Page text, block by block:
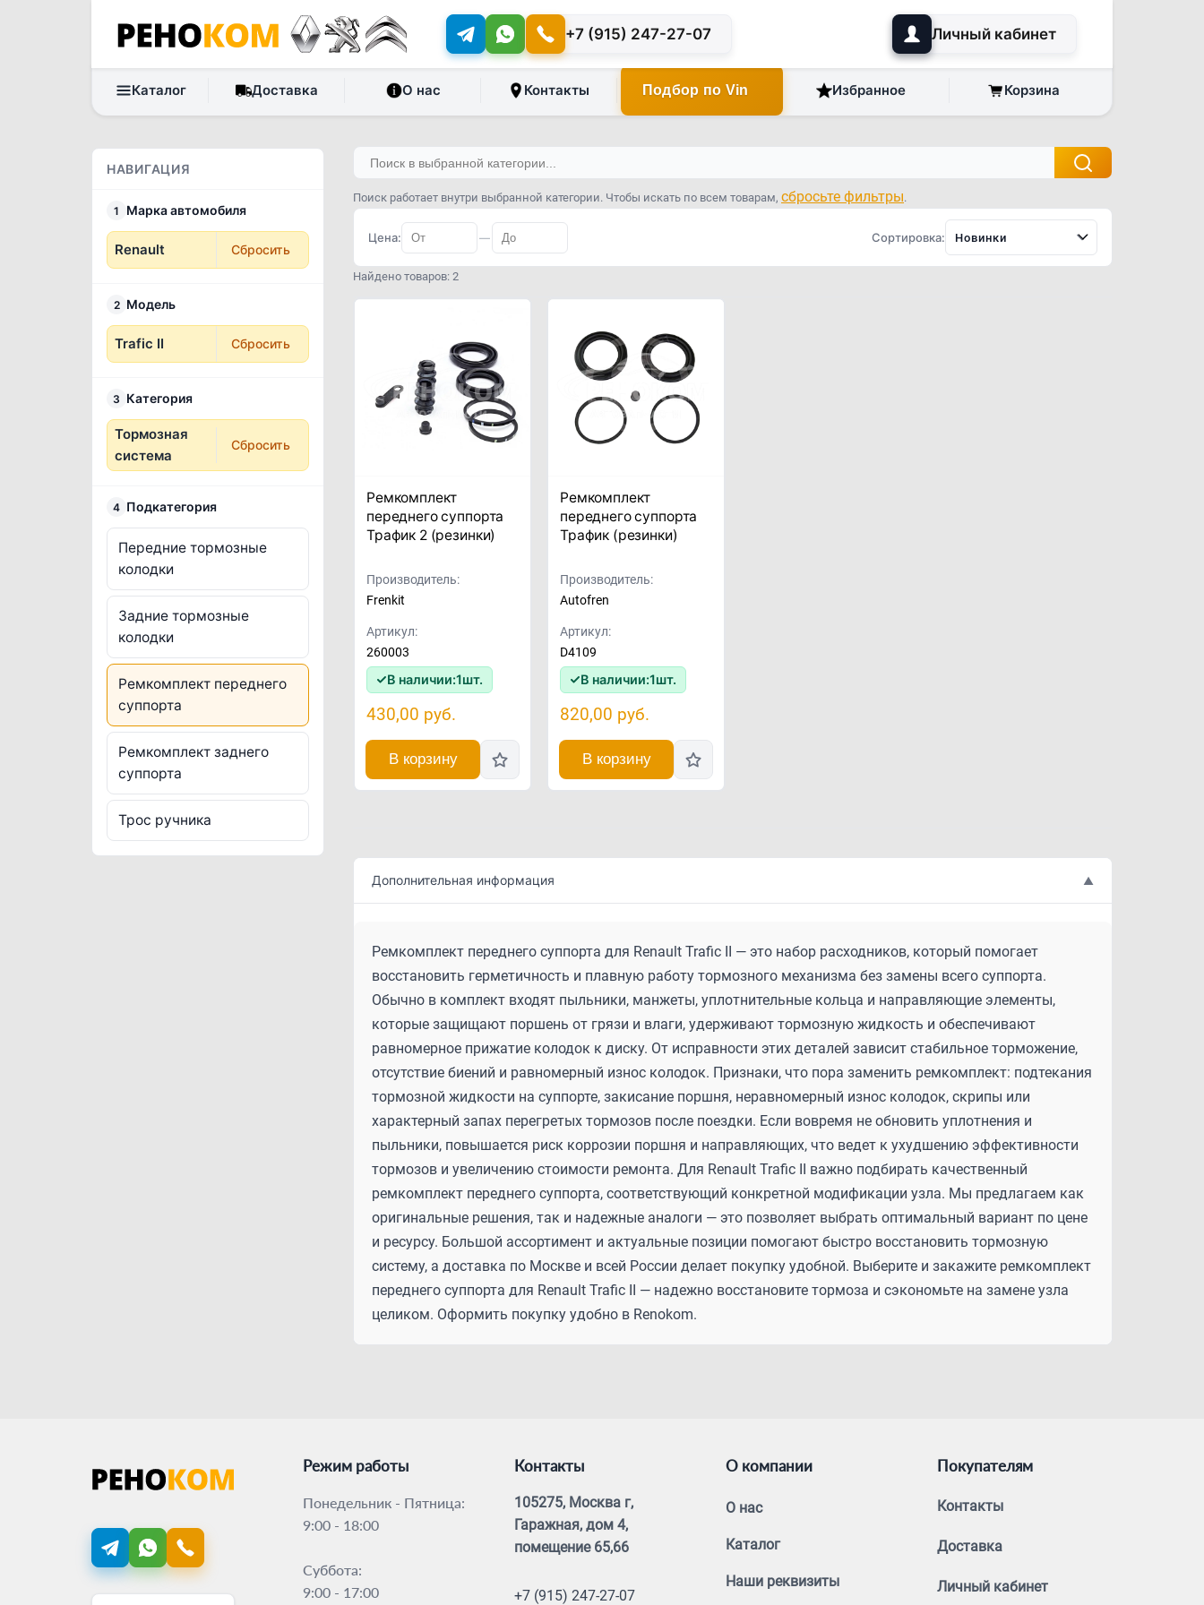
+7 (915) 247-27-07 Личный кабинет
Каталог Доставка О нас Контакты Подбор по Vin Избранное Корзина
НАВИГАЦИЯ
1 Марка автомобиля
Renault Сбросить
2 Модель
Trafic II Сбросить
3 Категория
Тормозная
система
Сбросить
4 Подкатегория
Передние тормозные
колодки
Задние тормозные
колодки
Ремкомплект переднего
суппорта
Ремкомплект заднего
суппорта
Трос ручника
Поиск работает внутри выбранной категории. Чтобы искать по всем товарам, сбросьте фильтры.
Цена: — Сортировка: Новинки
Найдено товаров: 2
Ремкомплект
переднего суппорта
Трафик 2 (резинки)
Производитель:
Frenkit
Артикул:
260003
В наличии:1шт.
430,00 руб.
В корзину
Ремкомплект
переднего суппорта
Трафик (резинки)
Производитель:
Autofren
Артикул:
D4109
В наличии:1шт.
820,00 руб.
В корзину
Дополнительная информация ▲
Ремкомплект переднего суппорта для Renault Trafic II — это набор расходников, который помогает
восстановить герметичность и плавную работу тормозного механизма без замены всего суппорта.
Обычно в комплект входят пыльники, манжеты, уплотнительные кольца и направляющие элементы,
которые защищают поршень от грязи и влаги, удерживают тормозную жидкость и обеспечивают
равномерное прижатие колодок к диску. От исправности этих деталей зависит стабильное торможение,
отсутствие биений и равномерный износ колодок. Признаки, что пора заменить ремкомплект: подтекания
тормозной жидкости на суппорте, закисание поршня, неравномерный износ колодок, скрипы или
характерный запах перегретых тормозов после поездки. Если вовремя не обновить уплотнения и
пыльники, повышается риск коррозии поршня и направляющих, что ведет к ухудшению эффективности
тормозов и увеличению стоимости ремонта. Для Renault Trafic II важно подбирать качественный
ремкомплект переднего суппорта, соответствующий конкретной модификации узла. Мы предлагаем как
оригинальные решения, так и надежные аналоги — это позволяет выбрать оптимальный вариант по цене
и ресурсу. Большой ассортимент и актуальные позиции помогают быстро восстановить тормозную
систему, а доставка по Москве и всей России делает покупку удобной. Выберите и закажите ремкомплект
переднего суппорта для Renault Trafic II — надежно восстановите тормоза и сэкономьте на замене узла
целиком. Оформить покупку удобно в Renokom.
Режим работы
Понедельник - Пятница:
9:00 - 18:00
Суббота:
9:00 - 17:00
Контакты
105275, Москва г,
Гаражная, дом 4,
помещение 65,66
+7 (915) 247-27-07
О компании
О нас
Каталог
Наши реквизиты
Покупателям
Контакты
Доставка
Личный кабинет